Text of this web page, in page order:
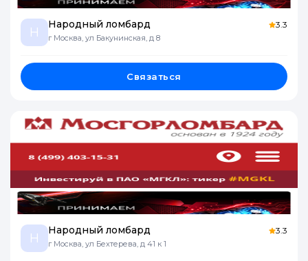
Н
Народный ломбард
г Москва, ул Бакунинская, д 8
3.3
Связаться
Н
Народный ломбард
г Москва, ул Бехтерева, д 41 к 1
3.3